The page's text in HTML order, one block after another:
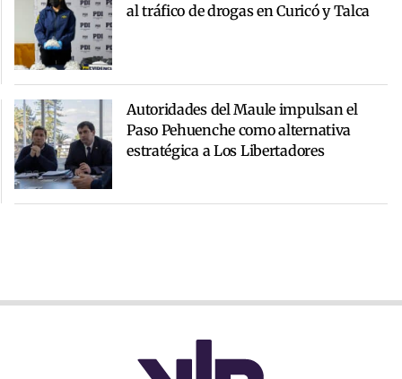
al tráfico de drogas en Curicó y Talca
Autoridades del Maule impulsan el
Paso Pehuenche como alternativa
estratégica a Los Libertadores